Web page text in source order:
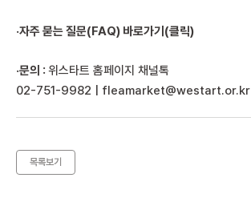
·자주 묻는 질문(FAQ) 바로가기(클릭)
·문의 : 위스타트 홈페이지 채널톡
02-751-9982 | fleamarket@westart.or.kr
목록보기